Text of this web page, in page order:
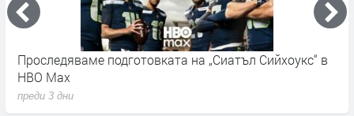
Проследяваме подготовката на „Сиатъл Сийхоукс“ в
HBO Max
преди 3 дни